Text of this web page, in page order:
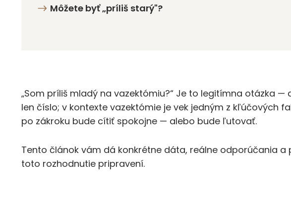
Môžete byť „príliš starý"?
„Som príliš mladý na vazektómiu?“ Je to legitímna otázka —
len číslo; v kontexte vazektómie je vek jedným z kľúčových
po zákroku bude cítiť spokojne — alebo bude ľutovať.
Tento článok vám dá konkrétne dáta, reálne odporúčania
toto rozhodnutie pripravení.